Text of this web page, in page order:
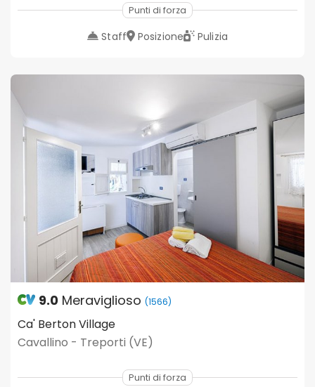
Punti di forza
Staff Posizione Pulizia
9.0 Meraviglioso (1566)
Ca' Berton Village
Cavallino - Treporti (VE)
Punti di forza